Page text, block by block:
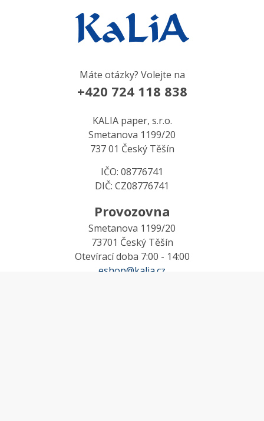
Máte otázky? Volejte na
+420 724 118 838
KALIA paper, s.r.o.
Smetanova 1199/20
737 01 Český Těšín
IČO: 08776741
DIČ: CZ08776741
Provozovna
Smetanova 1199/20
73701 Český Těšín
Otevírací doba 7:00 - 14:00
eshop@kalia.cz